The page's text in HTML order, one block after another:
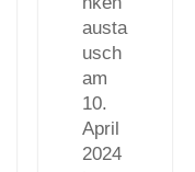
austa
usch
am
10.
April
2024